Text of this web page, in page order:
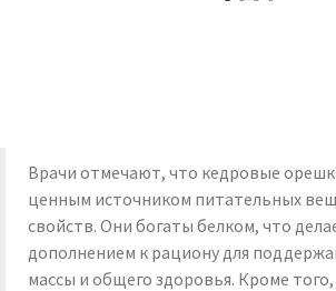
Врачи отмечают, что кедровые
ценным источником питательных
свойств. Они богаты белком, что
дополнением к рациону для
массы и общего здоровья. Кроме